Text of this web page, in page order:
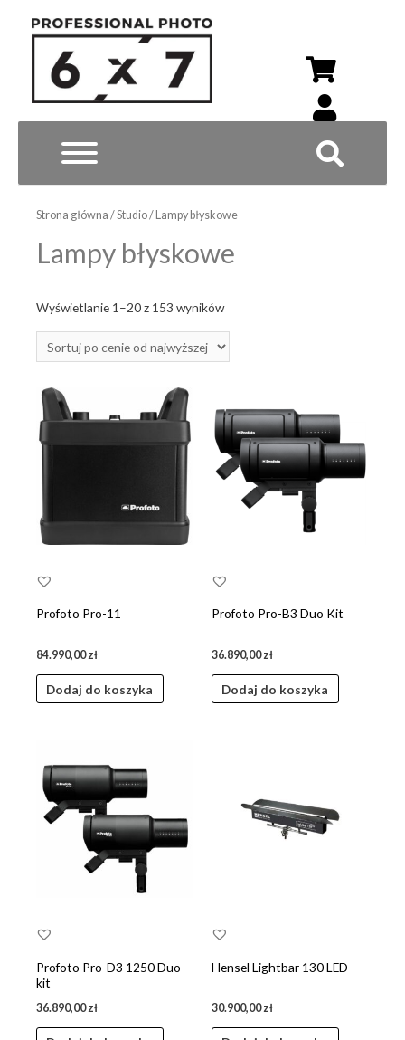
Wyszukiwarka
Strona główna /Studio/ Lampy błyskowe
Lampy błyskowe
Wyświetlanie 1–20 z 153 wynikówPosortowane
według
ceny:
do
niskiej
Profoto Pro-11
84.990,00zł
Dodaj do koszyka
Profoto Pro-B3 Duo Kit
36.890,00zł
Dodaj do koszyka
Profoto Pro-D3 1250 Duo
kit
36.890,00zł
Hensel Lightbar 130 LED
30.900,00zł